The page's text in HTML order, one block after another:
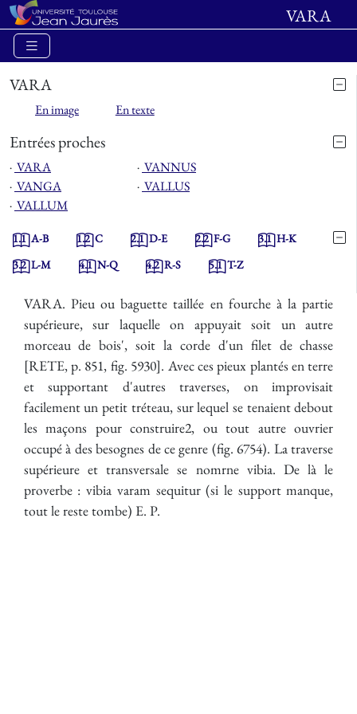
VARA
VARA
En image En texte
Entrées proches
⋅ VARA ⋅ VANNUS
⋅ VANGA ⋅ VALLUS
⋅ VALLUM
1.1A-B 1.2C 2.1D-E 2.2F-G 3.1H-K
3.2L-M 4.1N-Q 4.2R-S 5.1T-Z
VARA. Pieu ou baguette taillée en fourche à la partie
supérieure, sur laquelle on appuyait soit un autre
morceau de bois', soit la corde d'un filet de chasse
[RETE, p. 851, fig. 5930]. Avec ces pieux plantés en terre
et supportant d'autres traverses, on improvisait
facilement un petit tréteau, sur lequel se tenaient debout
les maçons pour construire2, ou tout autre ouvrier
occupé à des besognes de ce genre (fig. 6754). La traverse
supérieure et transversale se nomrne vibia. De là le
proverbe : vibia varam sequitur (si le support manque,
tout le reste tombe) E. P.